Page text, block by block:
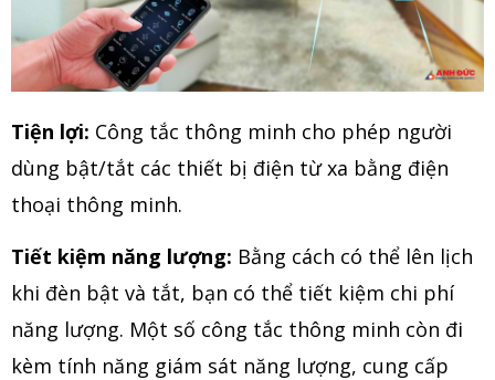
Tiện lợi: Công tắc thông minh cho phép người
dùng bật/tắt các thiết bị điện từ xa bằng điện
thoại thông minh.
Tiết kiệm năng lượng: Bằng cách có thể lên lịch
khi đèn bật và tắt, bạn có thể tiết kiệm chi phí
năng lượng. Một số công tắc thông minh còn đi
kèm tính năng giám sát năng lượng, cung cấp